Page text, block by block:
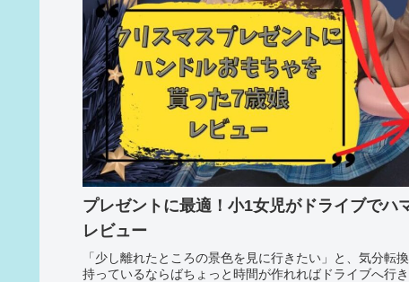
プレゼントに最適！小1女児がドライブでハ
レビュー
「少し離れたところの景色を見に行きたい」と、気分転
持っているならばちょっと時間が作れればドライブへ行